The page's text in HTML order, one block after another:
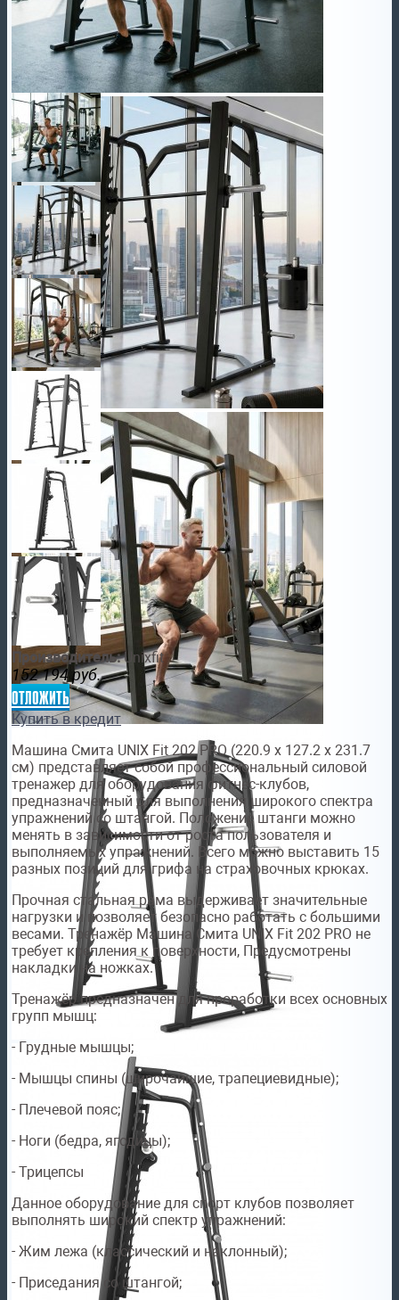
Производитель:Unixfit
152 194 руб.
отложить
Купить в кредит
Машина Смита UNIX Fit 202 PRO (220.9 х 127.2 х 231.7
см) представляет собой профессиональный силовой
тренажер для оборудования фитнес-клубов,
предназначенный для выполнения широкого спектра
упражнений со штангой. Положение штанги можно
менять в зависимости от роста пользователя и
выполняемых упражнений. Всего можно выставить 15
разных позиций для грифа на страховочных крюках.
Прочная стальная рама выдерживает значительные
нагрузки и позволяет безопасно работать с большими
весами. Тренажёр Машина Смита UNIX Fit 202 PRO не
требует крепления к поверхности, Предусмотрены
накладки на ножках.
Тренажёр предназначен для проработки всех основных
групп мышц:
- Грудные мышцы;
- Мышцы спины (широчайшие, трапециевидные);
- Плечевой пояс;
- Ноги (бедра, ягодицы);
- Трицепсы
Данное оборудование для спорт клубов позволяет
выполнять широкий спектр упражнений:
- Жим лежа (классический и наклонный);
- Приседания со штангой;